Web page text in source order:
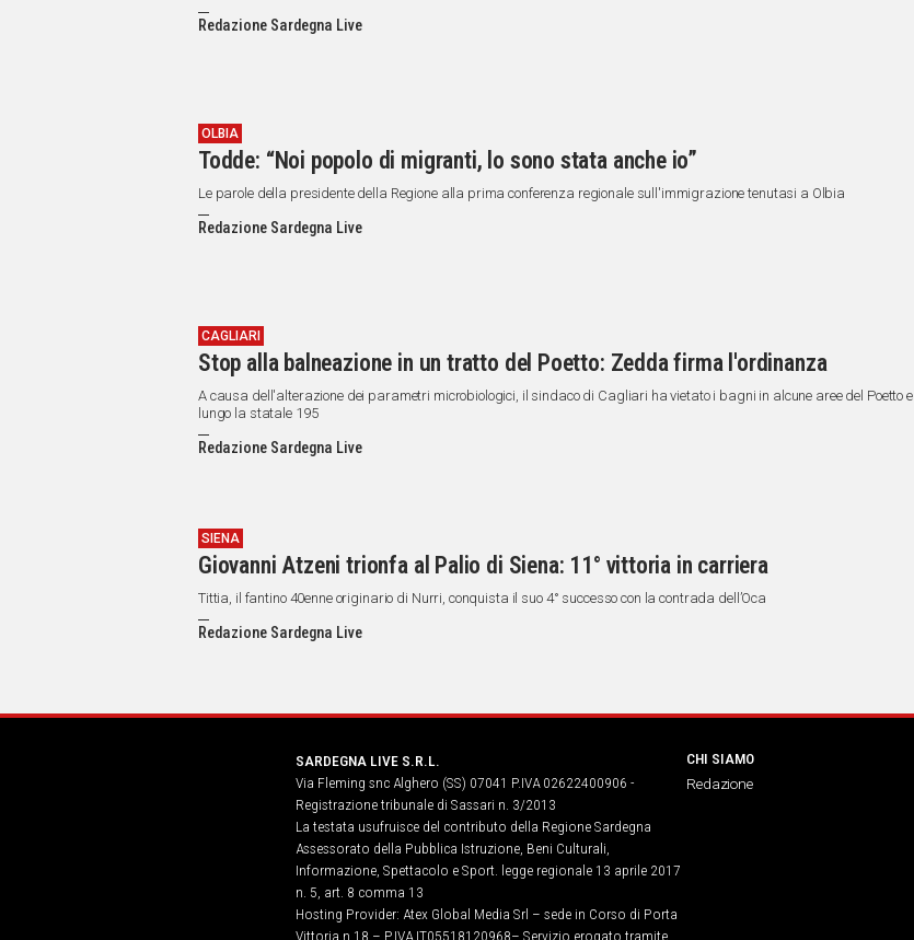
Redazione Sardegna Live
OLBIA
Todde: “Noi popolo di migranti, lo sono stata anche io”
Le parole della presidente della Regione alla prima conferenza regionale sull'immigrazione tenutasi a Olbia
Redazione Sardegna Live
CAGLIARI
Stop alla balneazione in un tratto del Poetto: Zedda firma l'ordinanza
A causa dell'alterazione dei parametri microbiologici, il sindaco di Cagliari ha vietato i bagni in alcune aree del Poetto e
lungo la statale 195
Redazione Sardegna Live
SIENA
Giovanni Atzeni trionfa al Palio di Siena: 11° vittoria in carriera
Tittia, il fantino 40enne originario di Nurri, conquista il suo 4° successo con la contrada dell’Oca
Redazione Sardegna Live
SARDEGNA LIVE S.R.L.
Via Fleming snc Alghero (SS) 07041 P.IVA 02622400906 -
Registrazione tribunale di Sassari n. 3/2013
La testata usufruisce del contributo della Regione Sardegna
Assessorato della Pubblica Istruzione, Beni Culturali,
Informazione, Spettacolo e Sport. legge regionale 13 aprile 2017
n. 5, art. 8 comma 13
Hosting Provider: Atex Global Media Srl – sede in Corso di Porta
Vittoria n.18 – P.IVA IT05518120968​– Servizio erogato tramite
CHI SIAMO
Redazione